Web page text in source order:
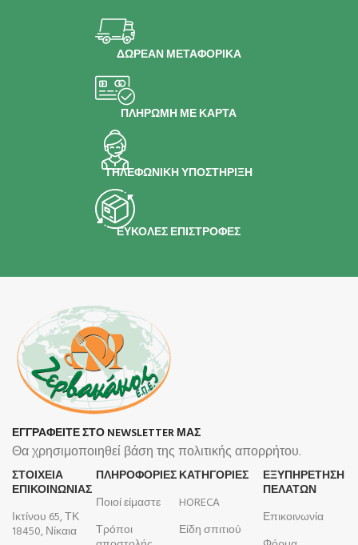
ΔΩΡΕΑΝ ΜΕΤΑΦΟΡΙΚΑ
ΠΛΗΡΩΜΗ ΜΕ ΚΑΡΤΑ
ΤΗΛΕΦΩΝΙΚΗ ΥΠΟΣΤΗΡΙΞΗ
ΕΥΚΟΛΕΣ ΕΠΙΣΤΡΟΦΕΣ
ΕΓΓΡΑΦΕΙΤΕ ΣΤΟ NEWSLETTER ΜΑΣ
Θα χρησιμοποιηθεί βάση της πολιτικής απορρήτου.
ΣΤΟΙΧΕΙΑ
ΕΠΙΚΟΙΝΩΝΙΑΣ
Ικτίνου 65, ΤΚ
18450, Νίκαια
ΠΛΗΡΟΦΟΡΊΕΣ
Ποιοί είμαστε
Τρόποι
ΚΑΤΗΓΟΡΙΕΣ
HORECA
Είδη σπιτιού
ΕΞΥΠΗΡΕΤΗΣΗ
ΠΕΛΑΤΩΝ
Επικοινωνία